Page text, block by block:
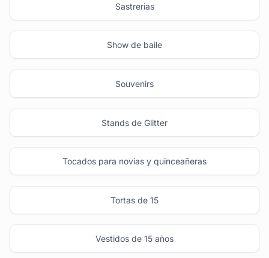
Sastrerias
Show de baile
Souvenirs
Stands de Glitter
Tocados para novias y quinceañeras
Tortas de 15
Vestidos de 15 años